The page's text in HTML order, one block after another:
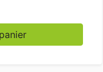
Porte